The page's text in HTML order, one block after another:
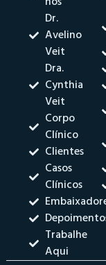
Dr.
Avelino
Veit
Dra.
Cynthia
Veit
Corpo
Clínico
Clientes
Casos
Clínicos
Trabalhe
Aqui